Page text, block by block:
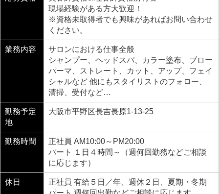
現場経験がある方大歓迎！
※資格未取得者でも興味があればお問い合わせ
ください。
業務内容
サロンにおける仕事全般
シャンプー、ヘッドスパ、カラー塗布、ブロー
パーマ、ストレート、カット、アップ、フェイ
シャルなど 他にもスタイリストのフォロー、
清掃、受付など…
勤務予定
地
大阪市平野区長吉長原1-13-25
勤務時間
正社員 AM10:00～PM20:00
パート １日４時間～（週何回勤務などご相談
に応じます）
休日
正社員 有給５日／年、週休２日、夏期・冬期